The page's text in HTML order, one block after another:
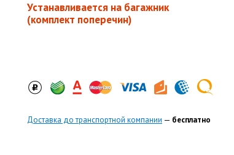
Устанавливается на багажник
(комплект поперечин)
Доставка до транспортной компании — бесплатно